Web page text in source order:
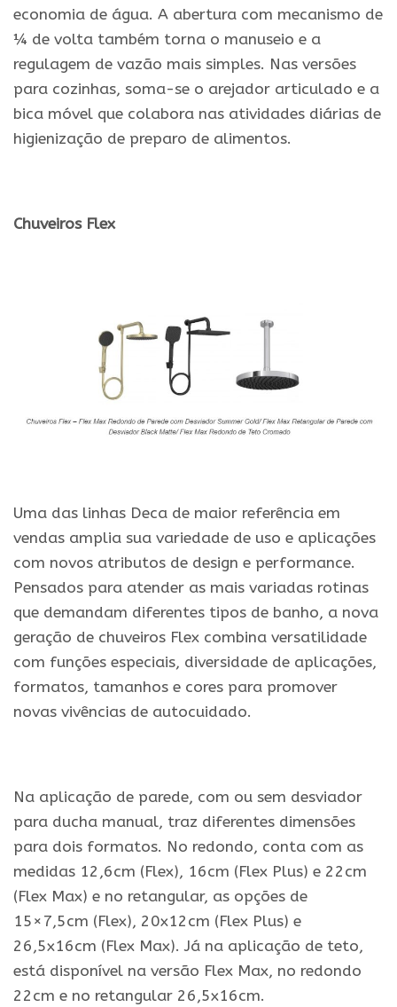
economia de água. A abertura com mecanismo de
¼ de volta também torna o manuseio e a
regulagem de vazão mais simples. Nas versões
para cozinhas, soma-se o arejador articulado e a
bica móvel que colabora nas atividades diárias de
higienização de preparo de alimentos.
Chuveiros Flex
Uma das linhas Deca de maior referência em
vendas amplia sua variedade de uso e aplicações
com novos atributos de design e performance.
Pensados para atender as mais variadas rotinas
que demandam diferentes tipos de banho, a nova
geração de chuveiros Flex combina versatilidade
com funções especiais, diversidade de aplicações,
formatos, tamanhos e cores para promover
novas vivências de autocuidado.
Na aplicação de parede, com ou sem desviador
para ducha manual, traz diferentes dimensões
para dois formatos. No redondo, conta com as
medidas 12,6cm (Flex), 16cm (Flex Plus) e 22cm
(Flex Max) e no retangular, as opções de
15×7,5cm (Flex), 20x12cm (Flex Plus) e
26,5x16cm (Flex Max). Já na aplicação de teto,
está disponível na versão Flex Max, no redondo
22cm e no retangular 26,5x16cm.